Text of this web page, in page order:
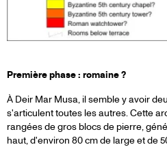
Première phase : romaine ?
À Deir Mar Musa, il semble y avoir
s'articulent toutes les autres. Cette
rangées de gros blocs de pierre,
haut, d'environ 80 cm de large et de